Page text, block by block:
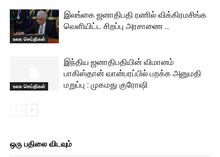
உலக செய்திகள்
இலங்கை ஜனாதிபதி ரணில் விக்கிரமசிங்க
வெளியிட்ட சிறப்பு அரசாணை ..
உலக செய்திகள்
இந்திய ஜனாதிபதியின் விமானம்
பாகிஸ்தான் வான்பரப்பில் பறக்க அனுமதி
மறுப்பு : முகமது குரோஷி
ஒரு பதிலை விடவும்